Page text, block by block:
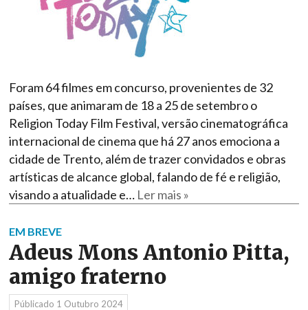
Foram 64 filmes em concurso, provenientes de 32
países, que animaram de 18 a 25 de setembro o
Religion Today Film Festival, versão cinematográfica
internacional de cinema que há 27 anos emociona a
cidade de Trento, além de trazer convidados e obras
artísticas de alcance global, falando de fé e religião,
visando a atualidade e… Ler mais »
EM BREVE
Adeus Mons Antonio Pitta,
amigo fraterno
Públicado 1 Outubro 2024